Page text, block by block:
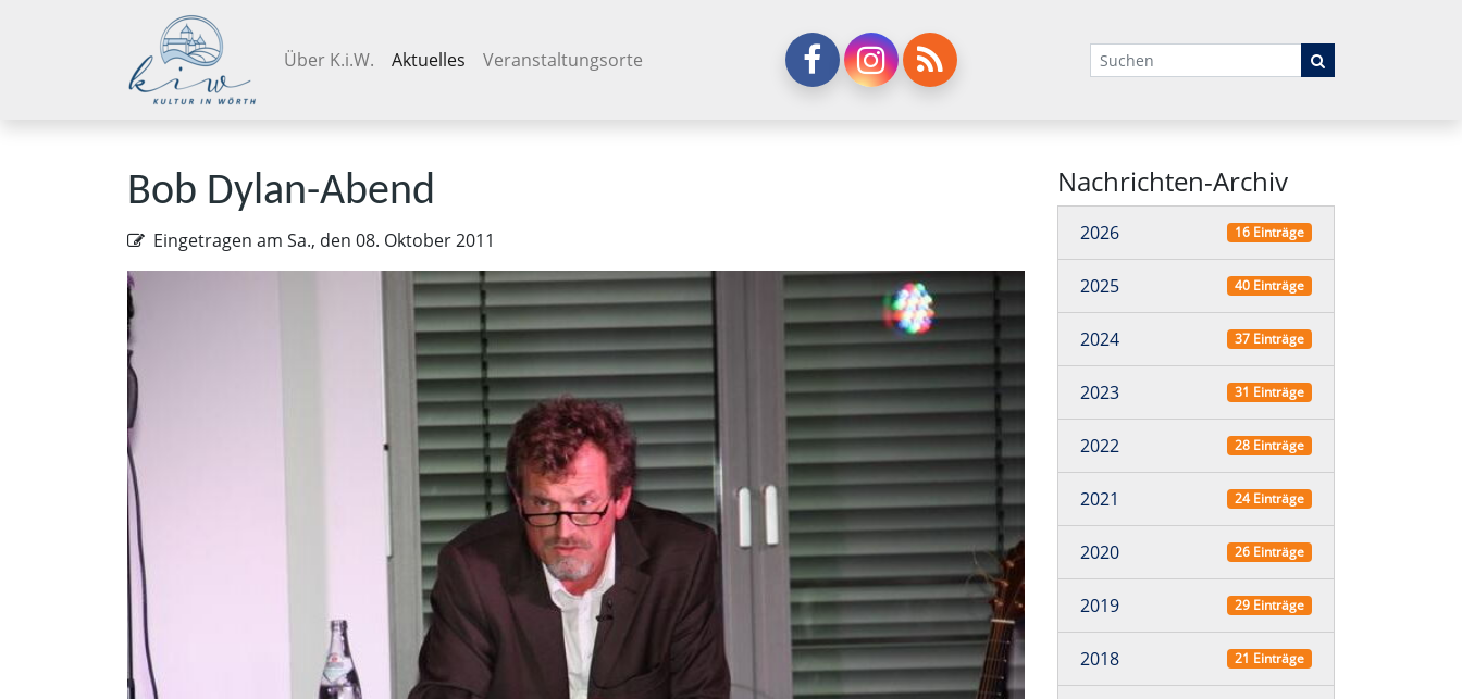
Navigation überspringen
Über K.i.W. Aktuelles Veranstaltungsorte Suchbegriffe
Bob Dylan-Abend
Eingetragen am Sa., den 08. Oktober 2011
Nachrichten-Archiv
2026 16 Einträge
2025 40 Einträge
2024 37 Einträge
2023 31 Einträge
2022 28 Einträge
2021 24 Einträge
2020 26 Einträge
2019 29 Einträge
2018 21 Einträge